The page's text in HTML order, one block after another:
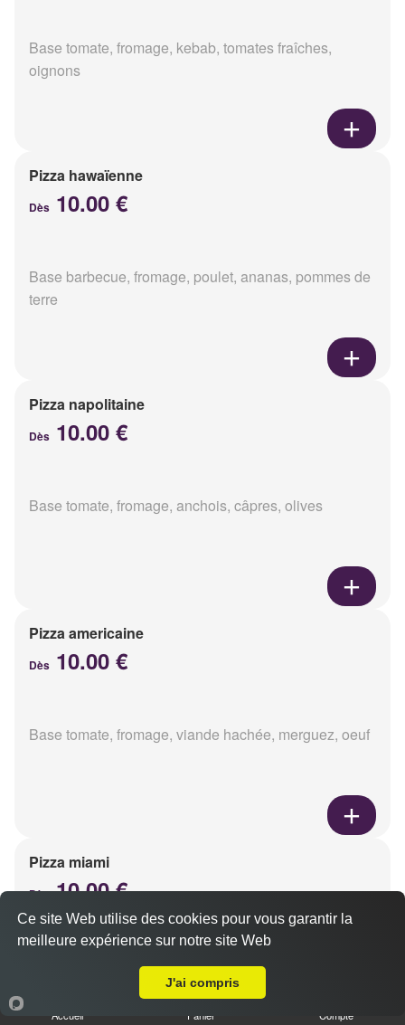
Base tomate, fromage, kebab, tomates fraîches,
oignons
Pizza hawaïenne
Dès 10.00 €
Base barbecue, fromage, poulet, ananas, pommes de
terre
Pizza napolitaine
Dès 10.00 €
Base tomate, fromage, anchois, câpres, olives
Pizza americaine
Dès 10.00 €
Base tomate, fromage, viande hachée, merguez, oeuf
Pizza miami
Dès10.00 €
Base tomate, fromage, chorizo, oeuf
Accueil Panier Compte
Ce site Web utilise des cookies pour vous garantir la
meilleure expérience sur notre site Web
J'ai compris